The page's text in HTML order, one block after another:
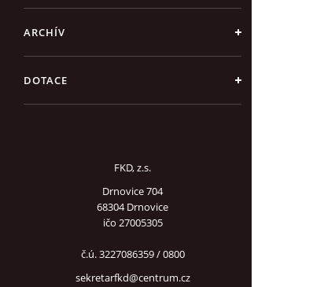
ARCHÍV
DOTACE
FKD, z.s.
Drnovice 704
68304 Drnovice
ičo 27005305
č.ú. 3227086359 / 0800
sekretarfkd@centrum.cz